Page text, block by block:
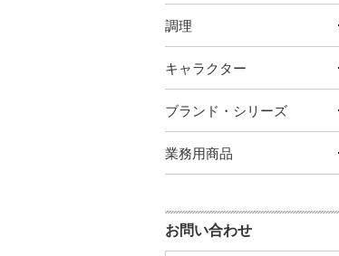
調理
キャラクター
ブランド・シリーズ
業務用商品
お問い合わせ